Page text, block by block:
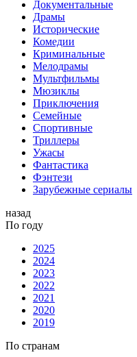
Документальные
Драмы
Исторические
Комедии
Криминальные
Мелодрамы
Мультфильмы
Мюзиклы
Приключения
Семейные
Спортивные
Триллеры
Ужасы
Фантастика
Фэнтези
Зарубежные сериалы
назад
По году
2025
2024
2023
2022
2021
2020
2019
По странам